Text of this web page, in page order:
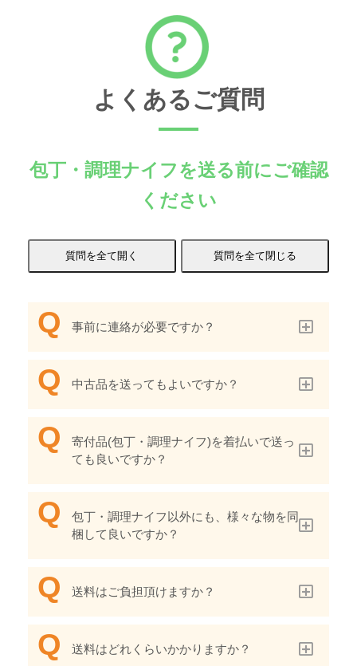
よくあるご質問
包丁・調理ナイフを送る前にご確認
ください
事前に連絡が必要ですか？
中古品を送ってもよいですか？
寄付品(包丁・調理ナイフ)を着払いで送っ
ても良いですか？
包丁・調理ナイフ以外にも、様々な物を同
梱して良いですか？
送料はご負担頂けますか？
送料はどれくらいかかりますか？